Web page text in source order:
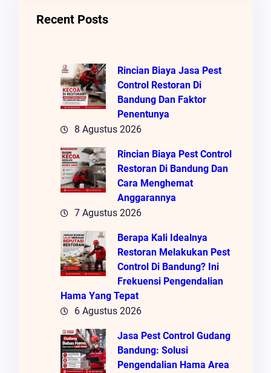
Recent Posts
Rincian Biaya Jasa Pest
Control Restoran Di
Bandung Dan Faktor
Penentunya
8 Agustus 2026
Rincian Biaya Pest Control
Restoran Di Bandung Dan
Cara Menghemat
Anggarannya
7 Agustus 2026
Berapa Kali Idealnya
Restoran Melakukan Pest
Control Di Bandung? Ini
Frekuensi Pengendalian
Hama Yang Tepat
6 Agustus 2026
Jasa Pest Control Gudang
Bandung: Solusi
Pengendalian Hama Area